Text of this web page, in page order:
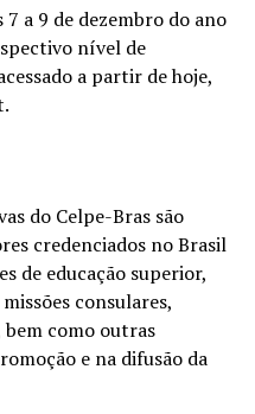
a 9 de dezembro do ano
nível de
a partir de hoje,
do Celpe-Bras são
credenciados no Brasil
de educação superior,
consulares,
como outras
e na difusão da